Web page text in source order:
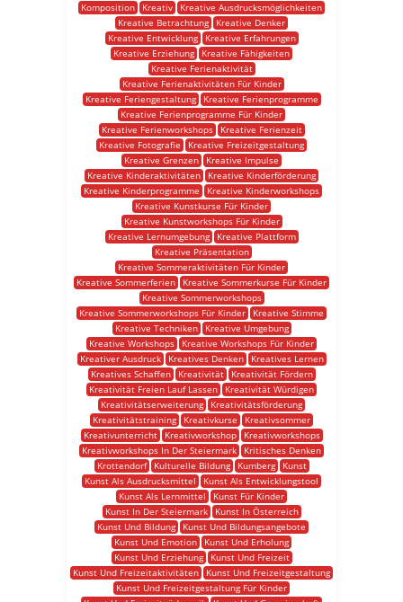
Komposition
Kreativ
Kreative Ausdrucksmöglichkeiten
Kreative Betrachtung
Kreative Denker
Kreative Entwicklung
Kreative Erfahrungen
Kreative Erziehung
Kreative Fähigkeiten
Kreative Ferienaktivität
Kreative Ferienaktivitäten Für Kinder
Kreative Feriengestaltung
Kreative Ferienprogramme
Kreative Ferienprogramme Für Kinder
Kreative Ferienworkshops
Kreative Ferienzeit
Kreative Fotografie
Kreative Freizeitgestaltung
Kreative Grenzen
Kreative Impulse
Kreative Kinderaktivitäten
Kreative Kinderförderung
Kreative Kinderprogramme
Kreative Kinderworkshops
Kreative Kunstkurse Für Kinder
Kreative Kunstworkshops Für Kinder
Kreative Lernumgebung
Kreative Plattform
Kreative Präsentation
Kreative Sommeraktivitäten Für Kinder
Kreative Sommerferien
Kreative Sommerkurse Für Kinder
Kreative Sommerworkshops
Kreative Sommerworkshops Für Kinder
Kreative Stimme
Kreative Techniken
Kreative Umgebung
Kreative Workshops
Kreative Workshops Für Kinder
Kreativer Ausdruck
Kreatives Denken
Kreatives Lernen
Kreatives Schaffen
Kreativität
Kreativität Fördern
Kreativität Freien Lauf Lassen
Kreativität Würdigen
Kreativitätserweiterung
Kreativitätsförderung
Kreativitätstraining
Kreativkurse
Kreativsommer
Kreativunterricht
Kreativworkshop
Kreativworkshops
Kreativworkshops In Der Steiermark
Kritisches Denken
Krottendorf
Kulturelle Bildung Kumberg
Kunst
Kunst Als Ausdrucksmittel
Kunst Als Entwicklungstool
Kunst Als Lernmittel
Kunst Für Kinder
Kunst In Der Steiermark
Kunst In Österreich
Kunst Und Bildung
Kunst Und Bildungsangebote
Kunst Und Emotion
Kunst Und Erholung
Kunst Und Erziehung
Kunst Und Freizeit
Kunst Und Freizeitaktivitäten
Kunst Und Freizeitgestaltung
Kunst Und Freizeitgestaltung Für Kinder